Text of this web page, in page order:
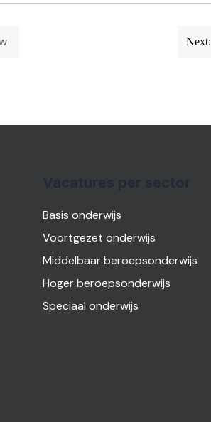
Next:
Basis onderwijs
Voortgezet onderwijs
Middelbaar beroepsonderwijs
Hoger beroepsonderwijs
Speciaal onderwijs